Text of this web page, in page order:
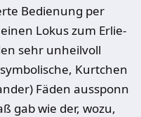
Bedienung per
Lokus zum Erlie­
sehr unheilvoll
Kurtchen
Fäden aus­sponn
gab wie der, wozu,